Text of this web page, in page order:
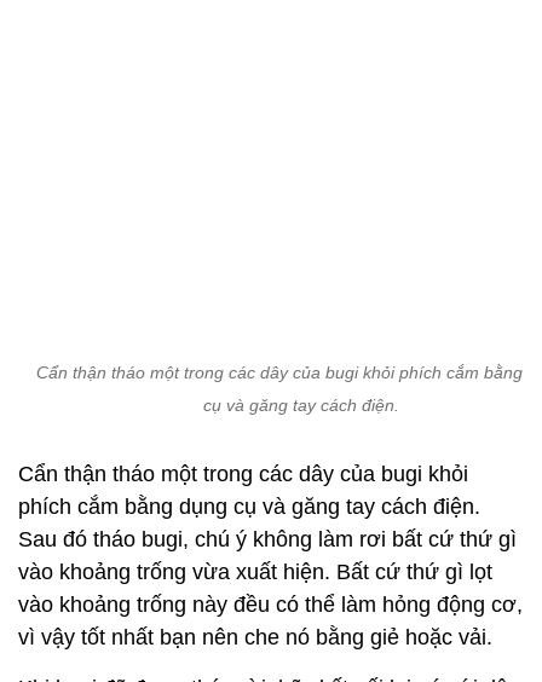
Cẩn thận tháo một trong các dây của bugi khỏi phích cắm bằng
cụ và găng tay cách điện.
Cẩn thận tháo một trong các dây của bugi khỏi
phích cắm bằng dụng cụ và găng tay cách điện.
Sau đó tháo bugi, chú ý không làm rơi bất cứ thứ gì
vào khoảng trống vừa xuất hiện. Bất cứ thứ gì lọt
vào khoảng trống này đều có thể làm hỏng động cơ,
vì vậy tốt nhất bạn nên che nó bằng giẻ hoặc vải.